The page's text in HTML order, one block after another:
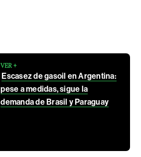
VER +
Escasez de gasoil en Argentina:
pese a medidas, sigue la
demanda de Brasil y Paraguay